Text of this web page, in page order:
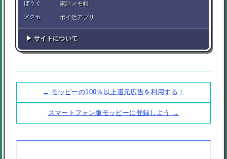
ぼうぐ 家計メモ帳
アクセ ポイ活アプリ
▶ サイトについて
← モッピーの100％以上還元広告を利用する！
スマートフォン版モッピーに登録しよう →